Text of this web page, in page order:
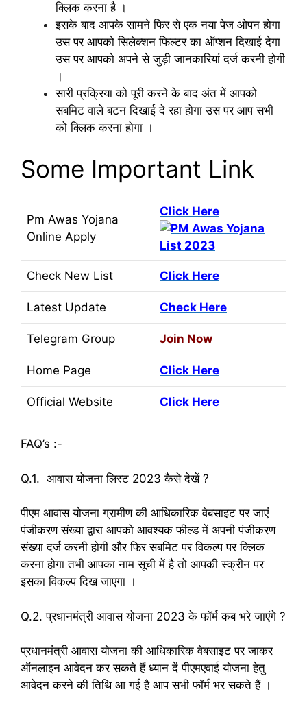
क्लिक करना है ।
इसके बाद आपके सामने फिर से एक नया पेज ओपन होगा
उस पर आपको सिलेक्शन फिल्टर का ऑप्शन दिखाई देगा
उस पर आपको अपने से जुड़ी जानकारियां दर्ज करनी होगी
।
सारी प्रक्रिया को पूरी करने के बाद अंत में आपको
सबमिट वाले बटन दिखाई दे रहा होगा उस पर आप सभी
को क्लिक करना होगा ।
Some Important Link
Pm Awas Yojana
Online Apply
Click Here
Check New List Click Here
Latest Update Check Here
Telegram Group Join Now
Home Page Click Here
Official Website Click Here
FAQ’s :-
Q.1. आवास योजना लिस्ट 2023 कैसे देखें ?
पीएम आवास योजना ग्रामीण की आधिकारिक वेबसाइट पर जाएं
पंजीकरण संख्या द्वारा आपको आवश्यक फील्ड में अपनी पंजीकरण
संख्या दर्ज करनी होगी और फिर सबमिट पर विकल्प पर क्लिक
करना होगा तभी आपका नाम सूची में है तो आपकी स्क्रीन पर
इसका विकल्प दिख जाएगा ।
Q.2. प्रधानमंत्री आवास योजना 2023 के फॉर्म कब भरे जाएंगे ?
प्रधानमंत्री आवास योजना की आधिकारिक वेबसाइट पर जाकर
ऑनलाइन आवेदन कर सकते हैं ध्यान दें पीएमएवाई योजना हेतु
आवेदन करने की तिथि आ गई है आप सभी फॉर्म भर सकते हैं ।